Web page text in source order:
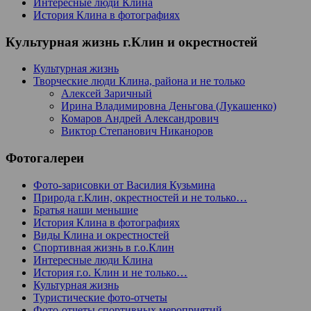
Интересные люди Клина
История Клина в фотографиях
Культурная жизнь г.Клин и окрестностей
Культурная жизнь
Творческие люди Клина, района и не только
Алексей Заричный
Ирина Владимировна Деньгова (Лукашенко)
Комаров Андрей Александрович
Виктор Степанович Никаноров
Фотогалереи
Фото-зарисовки от Василия Кузьмина
Природа г.Клин, окрестностей и не только…
Братья наши меньшие
История Клина в фотографиях
Виды Клина и окрестностей
Спортивная жизнь в г.о.Клин
Интересные люди Клина
История г.о. Клин и не только…
Культурная жизнь
Туристические фото-отчеты